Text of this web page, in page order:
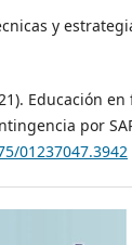
y
Educación
por
01237047.3942